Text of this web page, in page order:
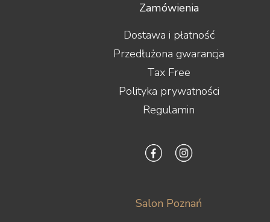
Zamówienia
Dostawa i płatność
Przedłużona gwarancja
Tax Free
Polityka prywatności
Regulamin
Salon Poznań